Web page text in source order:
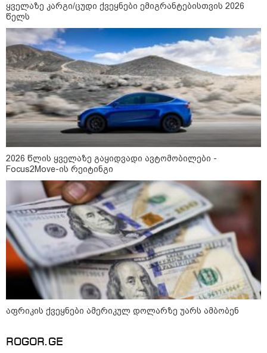
23:45 / 05-08-2026
წლის მამას 9 წლის
ქალიშვილის მკვლელობაში
ედება ბრალი
14:08 / 05-08-2026
ლაიფციგის აეროპორტში
უკრაინულ თვითმფრინავთან
ახლოს ასაფეთქებელი
მოწყობილობით აღჭურვილი
დრონი აღმოაჩინეს - რას წერს
მედია
13:22 / 05-08-2026
საფრანგეთის სოფელში ტყის
ხანძრის შემდეგ მეორე
მსოფლიო ომის დროინდელი
ასობით ჭურვი აღმოაჩინეს -
"რიგრიგობით
ფეთქდებოდნენ..."
კატეგორიის ყველა სიახლე
ყველაზე კარგი/ცუდი ქვეყნები ემიგრანტებისთვის 2026
წელს
2026 წლის ყველაზე გაყიდვადი ავტომობილები -
Focus2Move-ის რეიტინგი
აფრიკის ქვეყნები ამერიკულ დოლარზე უარს ამბობენ
ROGOR.GE